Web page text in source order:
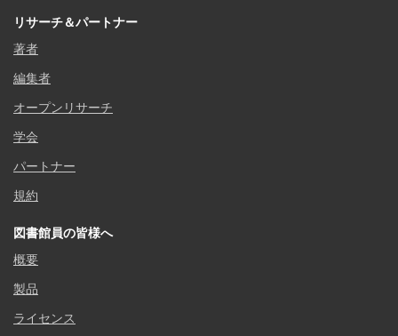
リサーチ＆パートナー
著者
編集者
オープンリサーチ
学会
パートナー
規約
図書館員の皆様へ
概要
製品
ライセンス